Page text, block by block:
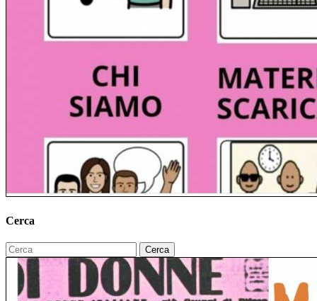
Cerca